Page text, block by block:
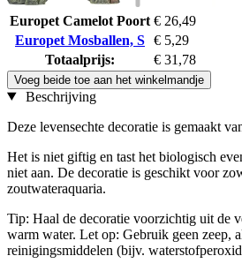
Europet Camelot Poort € 26,49
Europet Mosballen, S € 5,29
Totaalprijs:
€ 31,78
Voeg beide toe aan het winkelmandje
Beschrijving
Deze levensechte decoratie is gemaakt
Het is niet giftig en tast het biologisch
niet aan. De decoratie is geschikt voor
zoutwateraquaria.
Tip: Haal de decoratie voorzichtig uit de
warm water. Let op: Gebruik geen zeep,
reinigingsmiddelen (bijv.